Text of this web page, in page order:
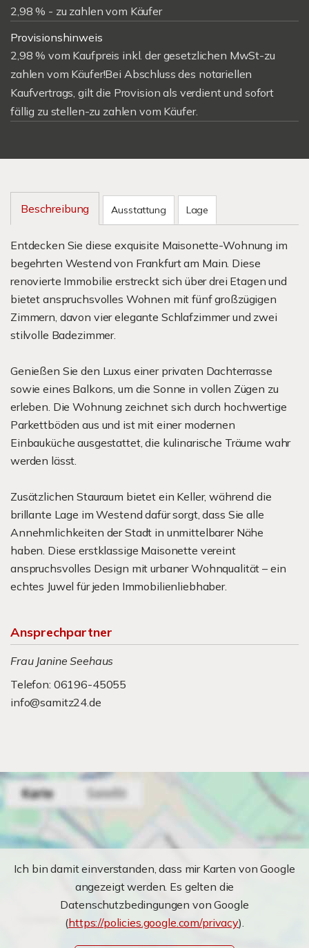
2,98 % - zu zahlen vom Käufer
Provisionshinweis
2,98 % vom Kaufpreis inkl. der gesetzlichen MwSt-zu
zahlen vom Käufer!Bei Abschluss des notariellen
Kaufvertrags, gilt die Provision als verdient und sofort
fällig zu stellen-zu zahlen vom Käufer.
Beschreibung Ausstattung Lage
Entdecken Sie diese exquisite Maisonette-Wohnung im
begehrten Westend von Frankfurt am Main. Diese
renovierte Immobilie erstreckt sich über drei Etagen und
bietet anspruchsvolles Wohnen mit fünf großzügigen
Zimmern, davon vier elegante Schlafzimmer und zwei
stilvolle Badezimmer.
Genießen Sie den Luxus einer privaten Dachterrasse
sowie eines Balkons, um die Sonne in vollen Zügen zu
erleben. Die Wohnung zeichnet sich durch hochwertige
Parkettböden aus und ist mit einer modernen
Einbauküche ausgestattet, die kulinarische Träume wahr
werden lässt.
Zusätzlichen Stauraum bietet ein Keller, während die
brillante Lage im Westend dafür sorgt, dass Sie alle
Annehmlichkeiten der Stadt in unmittelbarer Nähe
haben. Diese erstklassige Maisonette vereint
anspruchsvolles Design mit urbaner Wohnqualität – ein
echtes Juwel für jeden Immobilienliebhaber.
Ansprechpartner
Frau Janine Seehaus
Telefon: 06196-45055
info@samitz24.de
Ich bin damit einverstanden, dass mir Karten von Google
angezeigt werden. Es gelten die
Datenschutzbedingungen von Google
(https://policies.google.com/privacy).